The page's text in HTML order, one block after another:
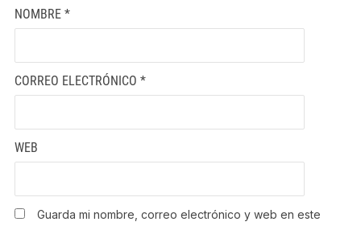
NOMBRE *
CORREO ELECTRÓNICO *
WEB
Guarda mi nombre, correo electrónico y web en este